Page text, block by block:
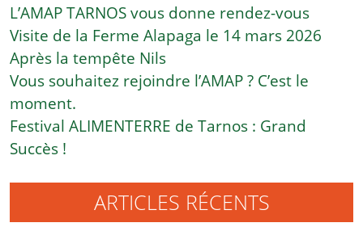
L’AMAP TARNOS vous donne rendez-vous
Visite de la Ferme Alapaga le 14 mars 2026
Après la tempête Nils
Vous souhaitez rejoindre l’AMAP ? C’est le
moment.
Festival ALIMENTERRE de Tarnos : Grand
Succès !
ARTICLES RÉCENTS